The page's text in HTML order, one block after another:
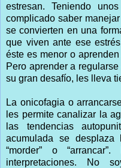
estresan. Teniendo
complicado saber
se convierten en una
que viven ante ese
éste es menor o
Pero aprender a
su gran desafío, les lleva
La onicofagia o
les permite canalizar la
las tendencias
acumulada se
“morder” o
interpretaciones. No